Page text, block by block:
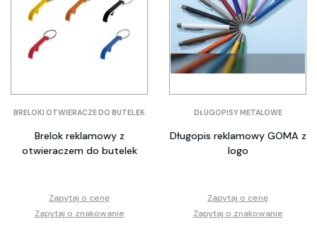
BRELOKI OTWIERACZE DO BUTELEK
Brelok reklamowy z
otwieraczem do butelek
Zapytaj o cenę
Zapytaj o znakowanie
DŁUGOPISY METALOWE
Długopis reklamowy GOMA z
logo
Zapytaj o cenę
Zapytaj o znakowanie